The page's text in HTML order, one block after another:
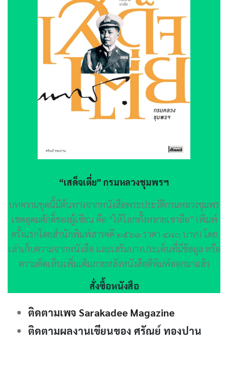
“เสด็จเตี่ย” กรมหลวงชุมพรฯ
บทความชุดนี้มีต้นทางจากหนังสือพระประวัติกรมหลวงชุมพร
เขตอุดมศักดิ์ของผู้เขียน คือ “ให้โลกทั้งหลายเขาลือ” (พิมพ์
ครั้งแรกโดยสำนักพิมพ์สารคดี ๒๕๖๓ ราคา ๔๘๐ บาท) โดย
เล่าเก็บความจากหนังสือ และเสริมบางประเด็นที่มีข้อมูล หรือ
ความคิดเห็นเพิ่มเติมภายหลังหนังสือตีพิมพ์ออกมาแล้ว
สั่งซื้อหนังสือ
ติดตามเพจ Sarakadee Magazine
ติดตามผลงานเขียนของ ศรัณย์ ทองปาน